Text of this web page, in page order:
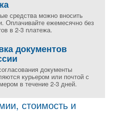
средства можно вносить
Оплачивайте ежемесячно без
в 2-3 платежа.
документов
документы
курьером или почтой с
в течение 2-3 дней.
стоимость и